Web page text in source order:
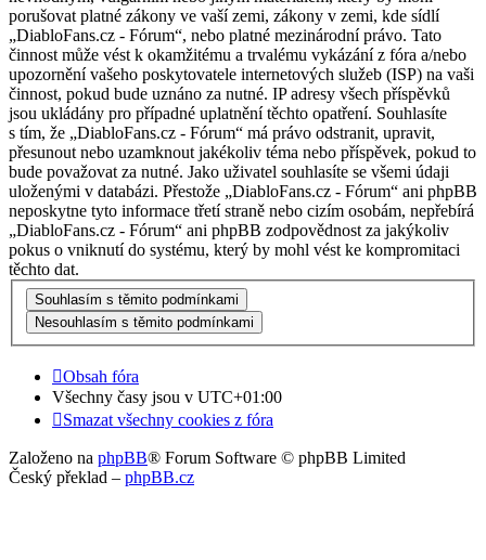
porušovat platné zákony ve vaší zemi, zákony v zemi, kde sídlí
„DiabloFans.cz - Fórum“, nebo platné mezinárodní právo. Tato
činnost může vést k okamžitému a trvalému vykázání z fóra a/nebo
upozornění vašeho poskytovatele internetových služeb (ISP) na vaši
činnost, pokud bude uznáno za nutné. IP adresy všech příspěvků
jsou ukládány pro případné uplatnění těchto opatření. Souhlasíte
s tím, že „DiabloFans.cz - Fórum“ má právo odstranit, upravit,
přesunout nebo uzamknout jakékoliv téma nebo příspěvek, pokud to
bude považovat za nutné. Jako uživatel souhlasíte se všemi údaji
uloženými v databázi. Přestože „DiabloFans.cz - Fórum“ ani phpBB
neposkytne tyto informace třetí straně nebo cizím osobám, nepřebírá
„DiabloFans.cz - Fórum“ ani phpBB zodpovědnost za jakýkoliv
pokus o vniknutí do systému, který by mohl vést ke kompromitaci
těchto dat.
Obsah fóra
Všechny časy jsou v UTC+01:00
Smazat všechny cookies z fóra
Založeno na phpBB® Forum Software © phpBB Limited
Český překlad – phpBB.cz